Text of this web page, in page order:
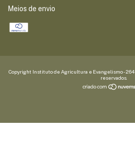
Meios de envio
Copyright Instituto de Agricultura e Evangelismo -
reservados.